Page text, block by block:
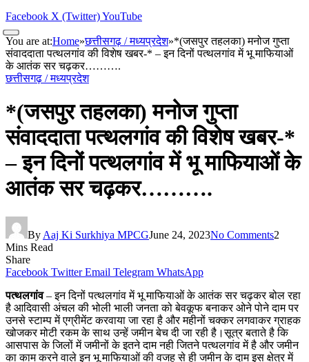
Facebook X (Twitter)YouTube
You are at:Home»छत्तीसगढ़ / मध्यप्रदेश»*(जसपुर तहलका) मनोज गुप्ता
संवाददाता पत्थलगांव की विशेष खबर-* – इन दिनों पत्थलगांव में भू माफियाओं
के आतंक सर चढ़कर……….
छत्तीसगढ़ / मध्यप्रदेश
*(जसपुर तहलका) मनोज गुप्ता
संवाददाता पत्थलगांव की विशेष खबर-*
– इन दिनों पत्थलगांव में भू माफियाओं के
आतंक सर चढ़कर……….
By Aaj Ki Surkhiya MPCGJune 24, 2023No Comments2
Mins Read
Share
Facebook Twitter Email Telegram WhatsApp
पत्थलगांव– इन दिनों पत्थलगांव में भू माफियाओं के आतंक सर चढ़कर बोल रहा
है आदिवासी अंचल की भोली भाली जनता को बेवकूफ बनाकर ओने पोने दाम पर
उनसे स्टाम्प में एग्रीमेंट करवाया जा रहा है और महीनों चक्कर लगवाकर ग्राहक
खोजकर मोटी रकम के साथ उन्हें जमीन बेच दी जा रही है।सूत्र बताते है कि
आसपास के जिलों में जमीनों के इतने दाम नही जितने पत्थलगांव में है और जमीन
का काम करने वाले इन भू माफियाओं की वजह से ही जमीन के दाम इस क्षेत्र में